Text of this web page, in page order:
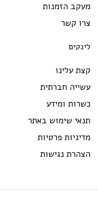
הזמנות
קשר
עלינו
חברתית
ומידע
שימוש באתר
פרטיות
נגישות